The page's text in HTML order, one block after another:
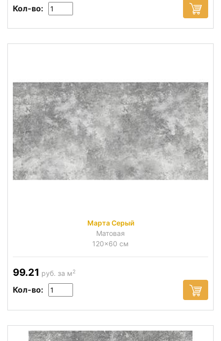
Кол-во:
Марта Серый
Матовая
120x60 см
99.21 руб. за м2
Кол-во: